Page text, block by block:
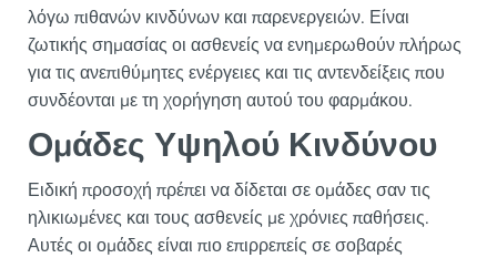
λόγω πιθανών κινδύνων και παρενεργειών. Είναι
ζωτικής σημασίας οι ασθενείς να ενημερωθούν πλήρως
για τις ανεπιθύμητες ενέργειες και τις αντενδείξεις που
συνδέονται με τη χορήγηση αυτού του φαρμάκου.
Ομάδες Υψηλού Κινδύνου
Ειδική προσοχή πρέπει να δίδεται σε ομάδες σαν τις
ηλικιωμένες και τους ασθενείς με χρόνιες παθήσεις.
Αυτές οι ομάδες είναι πιο επιρρεπείς σε σοβαρές